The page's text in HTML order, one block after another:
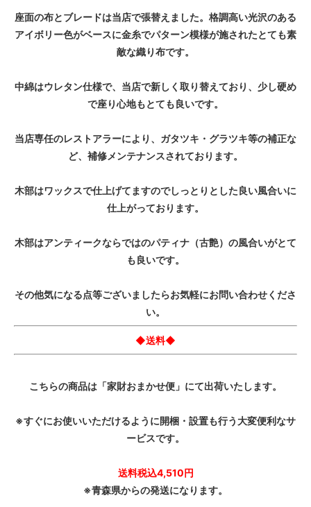
座面の布とブレードは当店で張替えました。格調高い光沢のある
アイボリー色がベースに金糸でパターン模様が施されたとても素
敵な織り布です。
中綿はウレタン仕様で、当店で新しく取り替えており、少し硬め
で座り心地もとても良いです。
当店専任のレストアラーにより、ガタツキ・グラツキ等の補正な
ど、補修メンテナンスされております。
木部はワックスで仕上げてますのでしっとりとした良い風合いに
仕上がっております。
木部はアンティークならではのパティナ（古艶）の風合いがとて
も良いです。
その他気になる点等ございましたらお気軽にお問い合わせくださ
い。
◆送料◆
こちらの商品は「家財おまかせ便」にて出荷いたします。
※すぐにお使いいただけるように開梱・設置も行う大変便利なサ
ービスです。
送料税込4,510円
※青森県からの発送になります。